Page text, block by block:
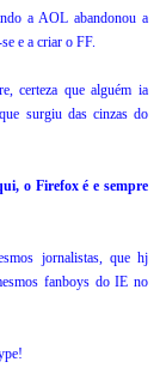
a AOL abandonou a
e a criar o FF.
certeza que alguém ia
surgiu das cinzas do
o Firefox é e sempre
jornalistas, que hj
fanboys do IE no